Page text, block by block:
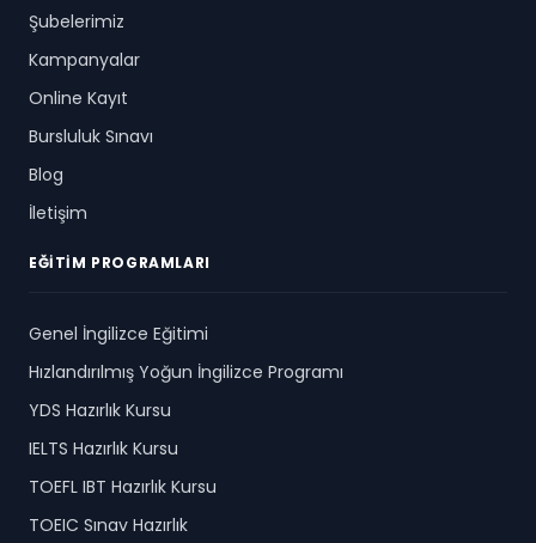
Şubelerimiz
Kampanyalar
Online Kayıt
Bursluluk Sınavı
Blog
İletişim
EĞITIM PROGRAMLARI
Genel İngilizce Eğitimi
Hızlandırılmış Yoğun İngilizce Programı
YDS Hazırlık Kursu
IELTS Hazırlık Kursu
TOEFL IBT Hazırlık Kursu
TOEIC Sınav Hazırlık